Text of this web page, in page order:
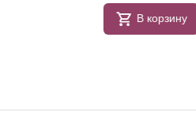
В корзину